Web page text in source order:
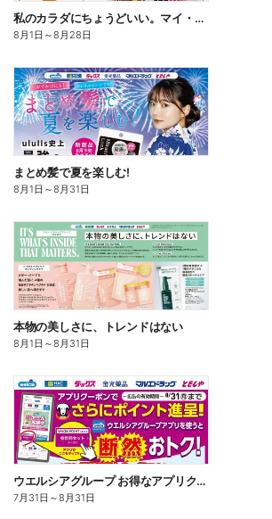
私のカラダにちょうどいい。マイ・サプリフード
8月1日 ～8月28日
まとめ髪で夏を楽しむ!
8月1日 ～8月31日
本物の美しさに、トレンドはない
8月1日 ～8月31日
ウエルシアグループ お得なアプリクーポン
7月31日 ～8月31日